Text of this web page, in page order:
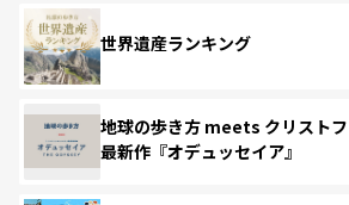
世界遺産ランキング
地球の歩き方 meets クリスト
最新作『オデュッセイア』